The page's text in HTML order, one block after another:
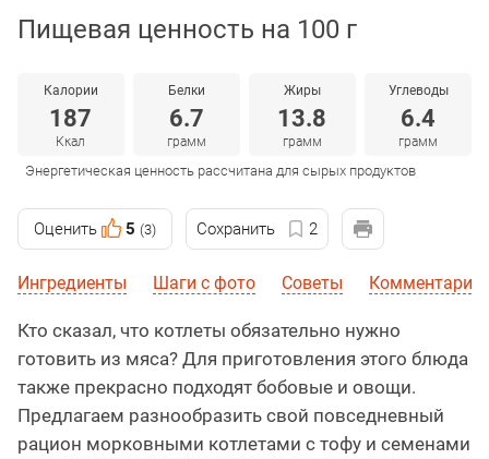
Пищевая ценность на 100 г
Калории
187
Ккал
Белки
6.7
грамм
Жиры
13.8
грамм
Углеводы
6.4
грамм
Энергетическая ценность рассчитана для сырых продуктов
Оценить 5 (3) Сохранить 2
Ингредиенты Шаги с фото Советы Комментарии
Кто сказал, что котлеты обязательно нужно
готовить из мяса? Для приготовления этого блюда
также прекрасно подходят бобовые и овощи.
Предлагаем разнообразить свой повседневный
рацион морковными котлетами с тофу и семенами